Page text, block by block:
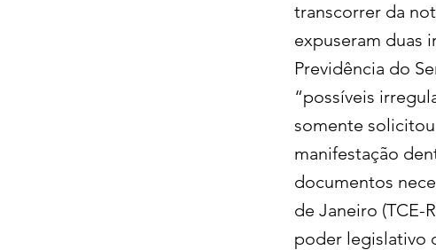
transcorrer da
expuseram duas
Previdência do
“possíveis
somente
manifestação
documentos
de Janeiro (TCE-
poder legislativo